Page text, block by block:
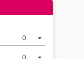
0
0